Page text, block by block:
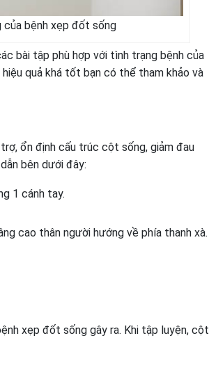
bệnh xẹp đốt sống
bài tập phù hợp với tình trạng bệnh của
quả khá tốt bạn có thể tham khảo và
ổn định cấu trúc cột sống, giảm đau
bên dưới đây:
1 cánh tay.
cao thân người hướng về phía thanh xà.
xẹp đốt sống gây ra. Khi tập luyện, cột